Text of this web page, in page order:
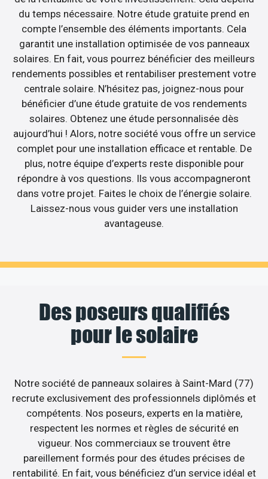
du temps nécessaire. Notre étude gratuite prend en
compte l’ensemble des éléments importants. Cela
garantit une installation optimisée de vos panneaux
solaires. En fait, vous pourrez bénéficier des meilleurs
rendements possibles et rentabiliser prestement votre
centrale solaire. N’hésitez pas, joignez-nous pour
bénéficier d’une étude gratuite de vos rendements
solaires. Obtenez une étude personnalisée dès
aujourd’hui ! Alors, notre société vous offre un service
complet pour une installation efficace et rentable. De
plus, notre équipe d’experts reste disponible pour
répondre à vos questions. Ils vous accompagneront
dans votre projet. Faites le choix de l’énergie solaire.
Laissez-nous vous guider vers une installation
avantageuse.
Des poseurs qualifiés
pour le solaire
Notre société de panneaux solaires à Saint-Mard (77)
recrute exclusivement des professionnels diplômés et
compétents. Nos poseurs, experts en la matière,
respectent les normes et règles de sécurité en
vigueur. Nos commerciaux se trouvent être
pareillement formés pour des études précises de
rentabilité. En fait, vous bénéficiez d’un service idéal et